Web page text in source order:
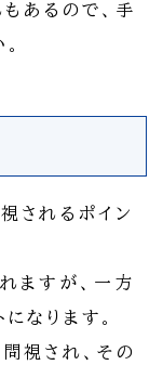
あるので、手
されるポイン
ますが、一方
なります。
視され、その